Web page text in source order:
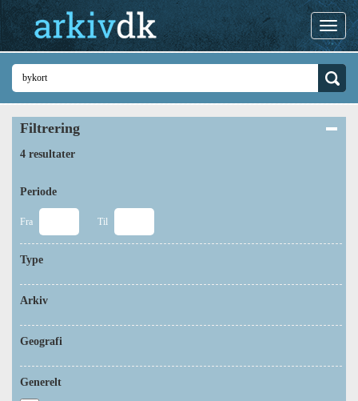
Filtrering
4 resultater
Periode
Fra Til
Type
Arkiv
Geografi
Generelt